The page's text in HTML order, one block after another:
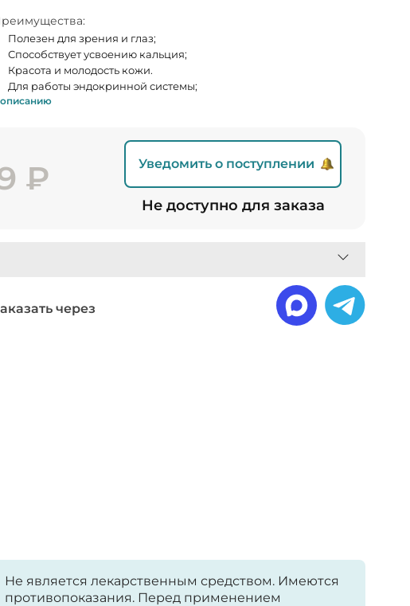
Полезен для зрения и глаз;
Способствует усвоению кальция;
Красота и молодость кожи.
Для работы эндокринной системы;
описанию
₽ Уведомить о поступлении
Не доступно для заказа
через
Не является лекарственным средством. Имеются
противопоказания. Перед применением